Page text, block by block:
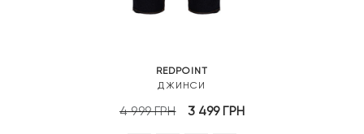
REDPOINT
ДЖИНСИ
4 999ГРН
Оригінальна
3 499ГРН